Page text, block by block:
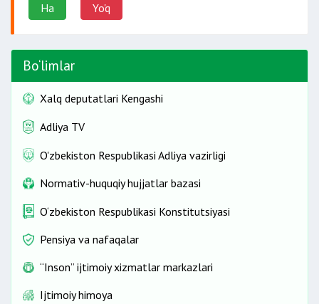
Ha Yo'q
Bo‘limlar
Xalq deputatlari Kengashi
Adliya TV
O'zbekiston Respublikasi Adliya vazirligi
Normativ-huquqiy hujjatlar bazasi
O‘zbekiston Respublikasi Konstitutsiyasi
Pensiya va nafaqalar
“Inson” ijtimoiy xizmatlar markazlari
Ijtimoiy himoya